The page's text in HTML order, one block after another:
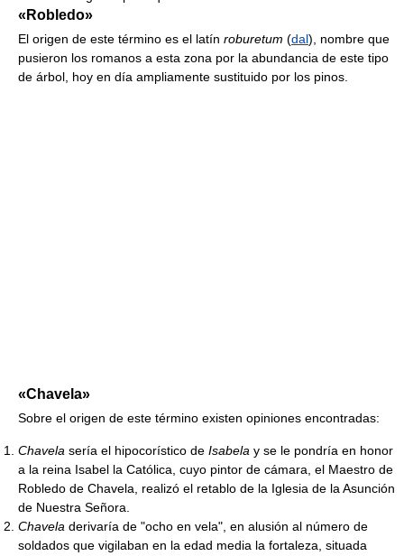
«Robledo»
El origen de este término es el latín roburetum (dal), nombre que
pusieron los romanos a esta zona por la abundancia de este tipo
de árbol, hoy en día ampliamente sustituido por los pinos.
«Chavela»
Sobre el origen de este término existen opiniones encontradas:
Chavela sería el hipocorístico de Isabela y se le pondría en honor
a la reina Isabel la Católica, cuyo pintor de cámara, el Maestro de
Robledo de Chavela, realizó el retablo de la Iglesia de la Asunción
de Nuestra Señora.
Chavela derivaría de "ocho en vela", en alusión al número de
soldados que vigilaban en la edad media la fortaleza, situada